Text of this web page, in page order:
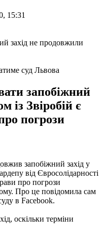
15:31
суд Львова
запобіжний
із Звіробій є
погрози
запобіжний захід у
від Євросолідарності
про погрози
Про це повідомила сам
в Facebook.
оскільки терміни